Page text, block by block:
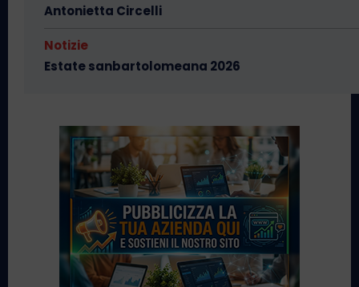
Antonietta Circelli
Notizie
Estate sanbartolomeana 2026